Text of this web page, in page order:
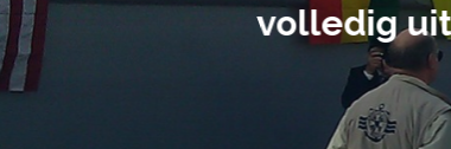
volledig uit handen
tot in de